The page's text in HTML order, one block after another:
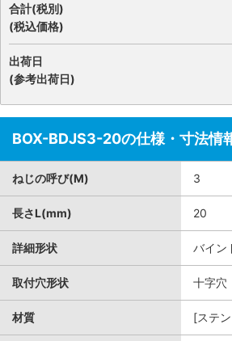
合計(税別)
(税込価格)
出荷日
(参考出荷日)
BOX-BDJS3-20の仕様・寸法情
ねじの呼び(M) 3
長さL(mm) 20
詳細形状 バイン
取付穴形状 十字穴
材質 [ステ